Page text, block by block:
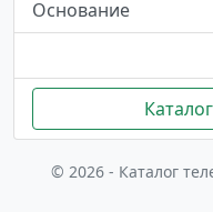
© 2026 - Каталог